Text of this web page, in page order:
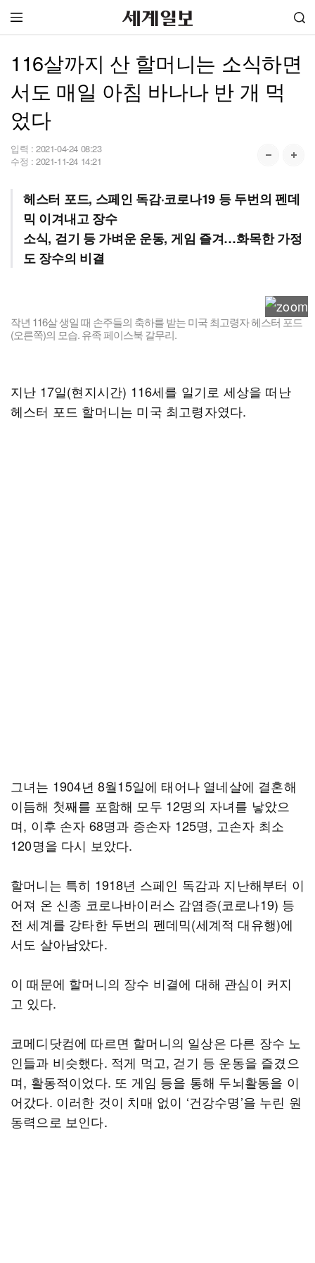
116살까지 산 할머니는 소식하면
서도 매일 아침 바나나 반 개 먹
었다
입력 : 2021-04-24 08:23
수정 : 2021-11-24 14:21
헤스터 포드, 스페인 독감·코로나19 등 두번의 펜데
믹 이겨내고 장수
소식, 걷기 등 가벼운 운동, 게임 즐겨…화목한 가정
도 장수의 비결
작년 116살 생일 때 손주들의 축하를 받는 미국 최고령자 헤스터 포드
(오른쪽)의 모습. 유족 페이스북 갈무리.
지난 17일(현지시간) 116세를 일기로 세상을 떠난
헤스터 포드 할머니는 미국 최고령자였다.
그녀는 1904년 8월15일에 태어나 열네살에 결혼해
이듬해 첫째를 포함해 모두 12명의 자녀를 낳았으
며, 이후 손자 68명과 증손자 125명, 고손자 최소
120명을 다시 보았다.
할머니는 특히 1918년 스페인 독감과 지난해부터 이
어져 온 신종 코로나바이러스 감염증(코로나19) 등
전 세계를 강타한 두번의 펜데믹(세계적 대유행)에
서도 살아남았다.
이 때문에 할머니의 장수 비결에 대해 관심이 커지
고 있다.
코메디닷컴에 따르면 할머니의 일상은 다른 장수 노
인들과 비슷했다. 적게 먹고, 걷기 등 운동을 즐겼으
며, 활동적이었다. 또 게임 등을 통해 두뇌활동을 이
어갔다. 이러한 것이 치매 없이 ‘건강수명’을 누린 원
동력으로 보인다.